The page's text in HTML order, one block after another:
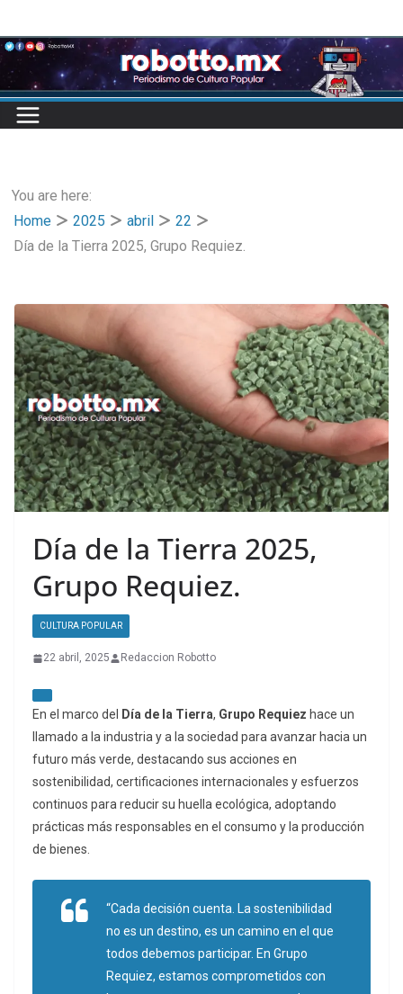
to
content
You are here:
Home
2025 abril
22
Día de la Tierra 2025, Grupo Requiez.
Día de la Tierra 2025,
Grupo Requiez.
CULTURA POPULAR
22 abril, 2025 Redaccion Robotto
En el marco del Día de la Tierra, Grupo Requiez hace un
llamado a la industria y a la sociedad para avanzar hacia un
futuro más verde, destacando sus acciones en
sostenibilidad, certificaciones internacionales y esfuerzos
continuos para reducir su huella ecológica, adoptando
prácticas más responsables en el consumo y la producción
de bienes.
“Cada decisión cuenta. La sostenibilidad
no es un destino, es un camino en el que
todos debemos participar. En Grupo
Requiez, estamos comprometidos con